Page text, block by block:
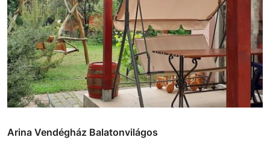
Arina Vendégház Balatonvilágos